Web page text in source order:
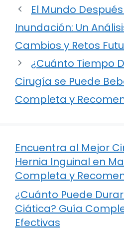
El Mundo
Inundación: Un
Cambios y Retos
¿Cuánto Tiempo
Cirugía se Puede
Completa y
Encuentra al Mejor
Hernia Inguinal en
Completa y
¿Cuánto Puede
Ciática? Guía
Efectivas